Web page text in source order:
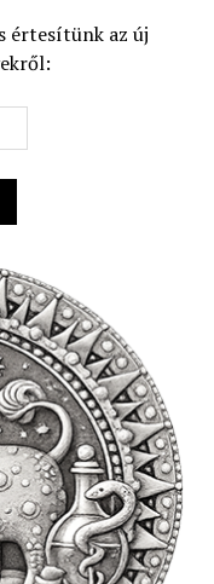
értesítünk az új